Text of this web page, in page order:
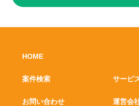
HOME
案件検索 サービ
運営会
お問い合わせ